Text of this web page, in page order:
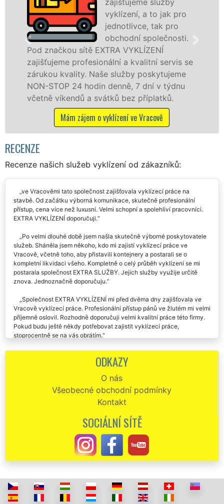
vyklízení, a to jak pro
jednotlivce, tak pro
obchodní společnosti.
sítě EXTRA VYKLÍZENÍ
profesionální a kvalitní servis se
kvality. Naše služby poskytujeme
24 hodin denně, 7 dní v týdnu
víkendů a svátků bez příplatků.
Mám zájem o vyklízení ve Vracově
jak
RECENZE
Recenze našich služeb vyklízení od zákazníků:
ve Vracověmi tato společnost zajišťovala vyklízecí práce na
stavbě. Od začátku výborná komunikace, skutečně profesionální
přístup, cena více než luxusní. Velmi schopní a spolehliví pracovníci.
EXTRA VYKLÍZENÍ doporučuji.
Po velmi dlouhé době jsem našla skutečně výborné poskytovatele
služeb. Sháněla jsem někoho, kdo mi zajistí vyklízecí práce ve
Vracově, včetně toho, aby přistavili kontejnery a postarali se o
kompletní likvidaci všeho. Kompletně o celý průběh vyklízení se mi
postarala společnost EXTRA SLUŽBY. Jejich služby využije určitě
znova. Jednoznačně doporučuju.
Společnost EXTRA VYKLÍZENÍ mi před dvěma dny zajišťovala ve
Vracově vyklízecí práce. Profesionální přístup pánů ve žlutém mi velmi
příjemně oslovil. Rozhodně doporučuji velmi kvalitní práce této firmy.
Pokud budu ještě někdy potřebovat zajistit vyklízecí práce,
stoprocentně se na vás obrátím.
Naprostá spokojenost s touto firmou. Včera mi zajišťovali vyklízecí
práce ve Vracově. Vše klapalo jak jsme se domluvili. Doporučuju.
Vybrala jsem si tuto společnost, aby se mi postarala o kompletní
vyklízecí práce ve Vracově. S jejich přístupem i s jejich prací jsem byla
maximálně spokojená. Naprosto špičkově vše vyklidili a předali mi
Potřebovala jsem zajistit vyklízecí práce ve Vracově a tak jsem si
vybrala společnost EXTRA VYKLÍZENÍ. Super komunikace,
spolehlivost, výborná cena. Děkuji a doporučuji.
Vyklízecí práce ve Vracově, není co vytknout, palec nahoru. 👍
ODKAZY
O nás
Všeobecné obchodní podmínky
Kontakt
SOCIÁLNÍ SÍTĚ